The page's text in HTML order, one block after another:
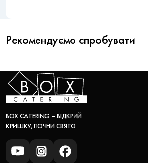
Рекомендуємо спробувати
BOX CATERING – ВІДКРИЙ
КРИШКУ, ПОЧНИ СВЯТО